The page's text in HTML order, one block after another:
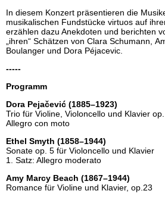
In diesem Konzert präsentieren die
musikalischen Fundstücke virtuos auf
erzählen dazu Anekdoten und berichten
„ihren“ Schätzen von Clara Schumann,
Boulanger und Dora Péjacevic.
-----
Programm
Dora Pejačević (1885–1923)
Trio für Violine, Violoncello und Klavier
Allegro con moto
Ethel Smyth (1858–1944)
Sonate op. 5 für Violoncello und Klavier
1. Satz: Allegro moderato
Amy Marcy Beach (1867–1944)
Romance für Violine und Klavier, op.23